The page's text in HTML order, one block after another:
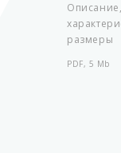
Описание,
размеры
PDF, 5 Mb